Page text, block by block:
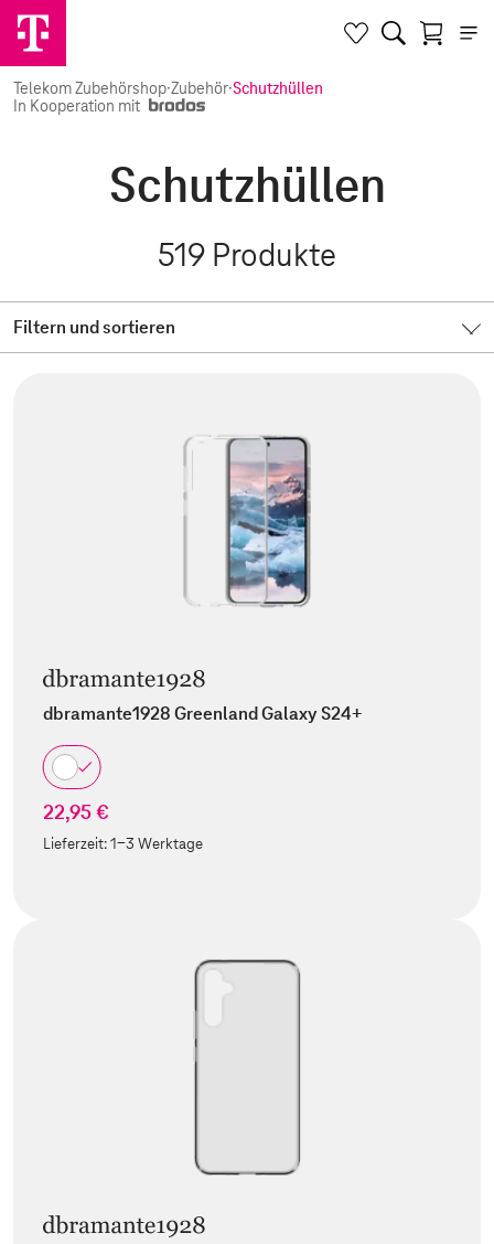
Telekom Zubehörshop·Zubehör·Schutzhüllen
In Kooperation mit
Schutzhüllen
519 Produkte
Filtern und sortieren
dbramante1928 Greenland Galaxy S24+
22,95 €
Lieferzeit:1-3 Werktage